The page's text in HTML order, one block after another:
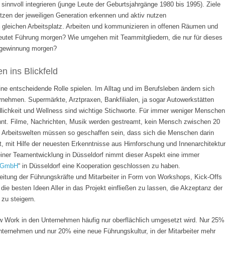
integrieren (junge Leute der Geburtsjahrgänge 1980 bis 1995). Ziele
der jeweiligen Generation erkennen und aktiv nutzen
Arbeitsplatz. Arbeiten und kommunizieren in offenen Räumen und
Führung morgen? Wie umgehen mit Teammitgliedern, die nur für dieses
morgen?
ins Blickfeld
entscheidende Rolle spielen. Im Alltag und im Berufsleben ändern sich
Supermärkte, Arztpraxen, Bankfilialen, ja sogar Autowerkstätten
und Wellness sind wichtige Stichworte. Für immer weniger Menschen
Filme, Nachrichten, Musik werden gestreamt, kein Mensch zwischen 20
müssen so geschaffen sein, dass sich die Menschen darin
Hilfe der neuesten Erkenntnisse aus Hirnforschung und Innenarchitektur
Teamentwicklung in Düsseldorf nimmt dieser Aspekt eine immer
“ in Düsseldorf eine Kooperation geschlossen zu haben.
der Führungskräfte und Mitarbeiter in Form von Workshops, Kick-Offs
besten Ideen Aller in das Projekt einfließen zu lassen, die Akzeptanz der
steigern.
in den Unternehmen häufig nur oberflächlich umgesetzt wird. Nur 25%
und nur 20% eine neue Führungskultur, in der Mitarbeiter mehr